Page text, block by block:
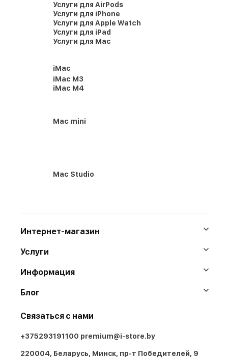
Услуги для AirPods
Услуги для iPhone
Услуги для Apple Watch
Услуги для iPad
Услуги для Mac
iMac
iMac M3
iMac M4
Mac mini
Mac Studio
Интернет-магазин
Услуги
Информация
Блог
Связаться с нами
+375293191100 premium@i-store.by
220004, Беларусь, Минск, пр-т Победителей, 9